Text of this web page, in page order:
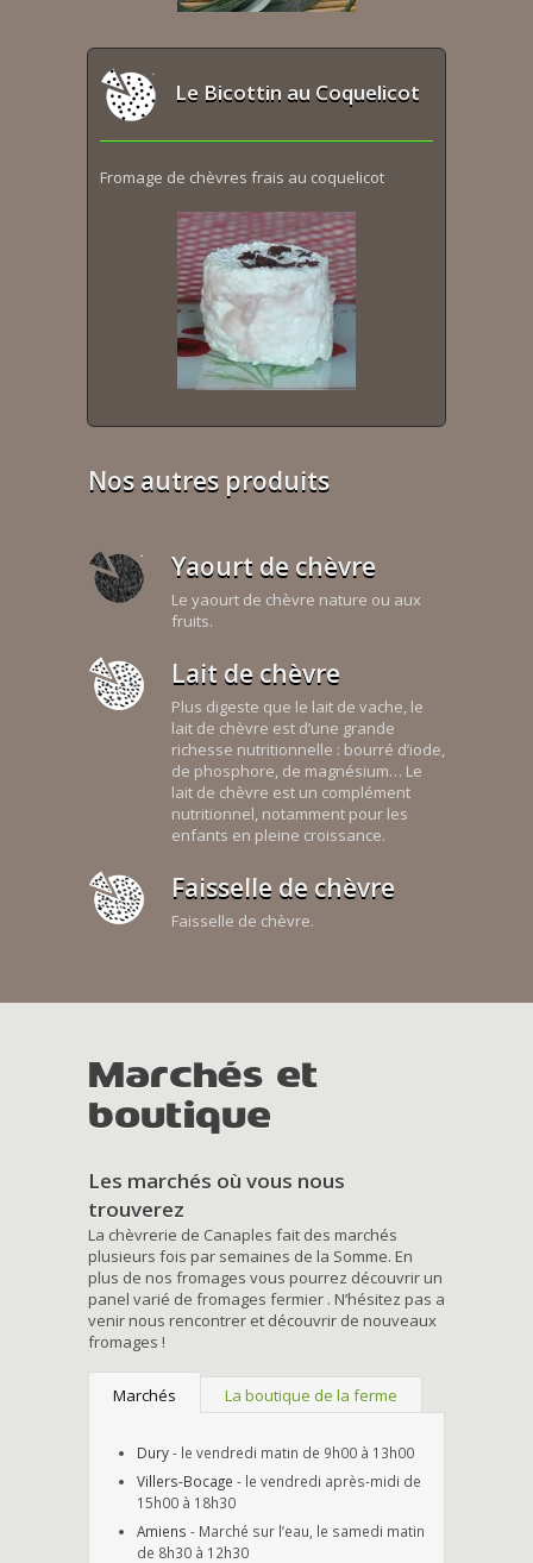
Le Bicottin au Coquelicot
Fromage de chèvres frais au coquelicot
Nos autres produits
Yaourt de chèvre
Le yaourt de chèvre nature ou aux
fruits.
Lait de chèvre
Plus digeste que le lait de vache, le
lait de chèvre est d’une grande
richesse nutritionnelle : bourré d’iode,
de phosphore, de magnésium… Le
lait de chèvre est un complément
nutritionnel, notamment pour les
enfants en pleine croissance.
Faisselle de chèvre
Faisselle de chèvre.
Marchés et
boutique
Les marchés où vous nous
trouverez
La chèvrerie de Canaples fait des marchés
plusieurs fois par semaines de la Somme. En
plus de nos fromages vous pourrez découvrir un
panel varié de fromages fermier . N’hésitez pas a
venir nous rencontrer et découvrir de nouveaux
fromages !
Marchés La boutique de la ferme
Dury- le vendredi matin de 9h00 à 13h00
Villers-Bocage - le vendredi après-midi de
15h00 à 18h30
Amiens - Marché sur l’eau, le samedi matin
de 8h30 à 12h30